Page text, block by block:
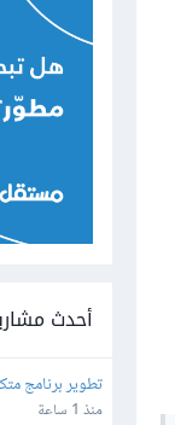
أحدث
تطوير برنامج
منذ 1 ساعة